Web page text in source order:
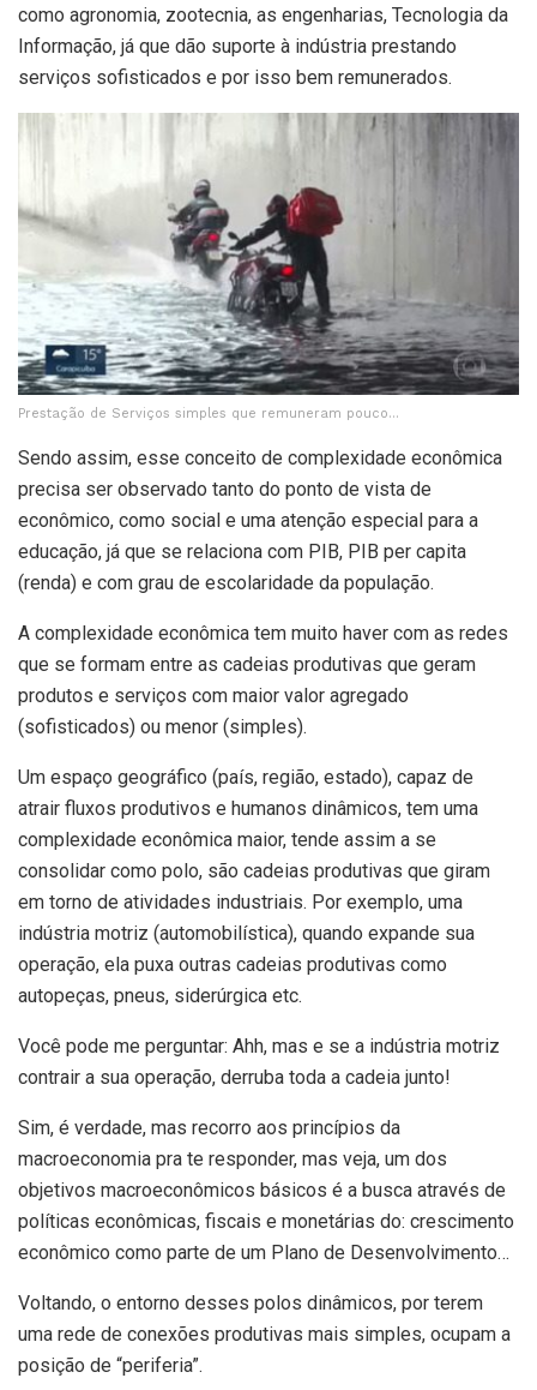
como agronomia, zootecnia, as engenharias, Tecnologia da
Informação, já que dão suporte à indústria prestando
serviços sofisticados e por isso bem remunerados.
Prestação de Serviços simples que remuneram pouco…
Sendo assim, esse conceito de complexidade econômica
precisa ser observado tanto do ponto de vista de
econômico, como social e uma atenção especial para a
educação, já que se relaciona com PIB, PIB per capita
(renda) e com grau de escolaridade da população.
A complexidade econômica tem muito haver com as redes
que se formam entre as cadeias produtivas que geram
produtos e serviços com maior valor agregado
(sofisticados) ou menor (simples).
Um espaço geográfico (país, região, estado), capaz de
atrair fluxos produtivos e humanos dinâmicos, tem uma
complexidade econômica maior, tende assim a se
consolidar como polo, são cadeias produtivas que giram
em torno de atividades industriais. Por exemplo, uma
indústria motriz (automobilística), quando expande sua
operação, ela puxa outras cadeias produtivas como
autopeças, pneus, siderúrgica etc.
Você pode me perguntar: Ahh, mas e se a indústria motriz
contrair a sua operação, derruba toda a cadeia junto!
Sim, é verdade, mas recorro aos princípios da
macroeconomia pra te responder, mas veja, um dos
objetivos macroeconômicos básicos é a busca através de
políticas econômicas, fiscais e monetárias do: crescimento
econômico como parte de um Plano de Desenvolvimento…
Voltando, o entorno desses polos dinâmicos, por terem
uma rede de conexões produtivas mais simples, ocupam a
posição de “periferia”.